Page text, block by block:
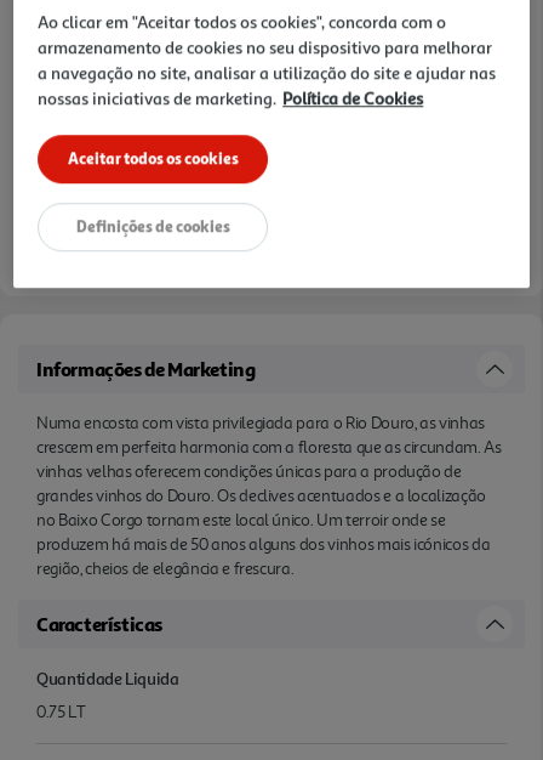
Informações de Marketing
Numa encosta com vista privilegiada para o Rio Douro, as vinhas
crescem em perfeita harmonia com a floresta que as circundam. As
vinhas velhas oferecem condições únicas para a produção de
grandes vinhos do Douro. Os declives acentuados e a localização
no Baixo Corgo tornam este local único. Um terroir onde se
produzem há mais de 50 anos alguns dos vinhos mais icónicos da
região, cheios de elegância e frescura.
Características
Quantidade Liquida
0.75 LT
Ao clicar em "Aceitar todos os cookies", concorda com o
armazenamento de cookies no seu dispositivo para melhorar
a navegação no site, analisar a utilização do site e ajudar nas
nossas iniciativas de marketing. Política de Cookies
Aceitar todos os cookies
Definições de cookies